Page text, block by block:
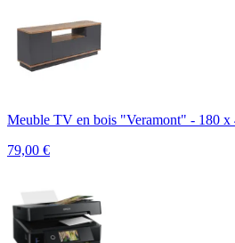
Meuble TV en bois "Veramont" - 180 x
79,00 €